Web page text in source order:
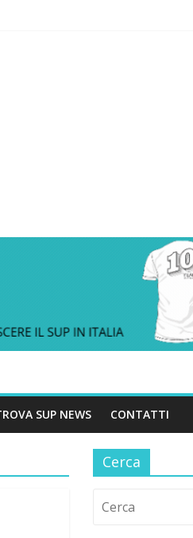
SUP NEWS CONTATTI
Cerca